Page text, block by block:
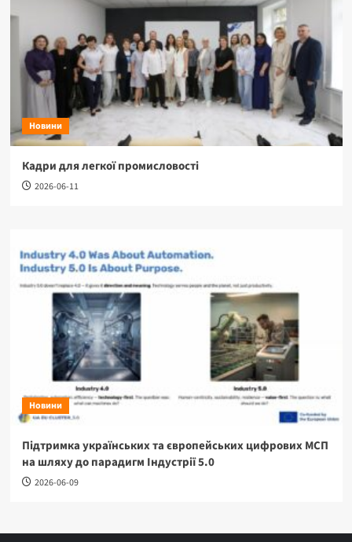
Новини
Кадри для легкої промисловості
2026-06-11
Новини
Підтримка українських та європейських цифрових МСП
на шляху до парадигм Індустрії 5.0
2026-06-09